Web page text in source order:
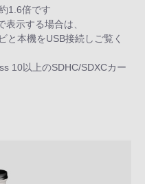
1.6倍です
表示する場合は、
と本機をUSB接続しご覧く
10以上のSDHC/SDXCカー